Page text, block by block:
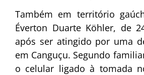
Também em território
Éverton Duarte Köhler, de
após ser atingido por uma
em Canguçu. Segundo
o celular ligado à tomada